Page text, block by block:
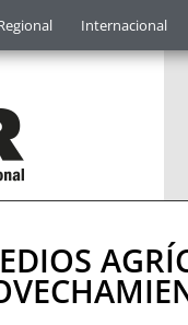
Internacional